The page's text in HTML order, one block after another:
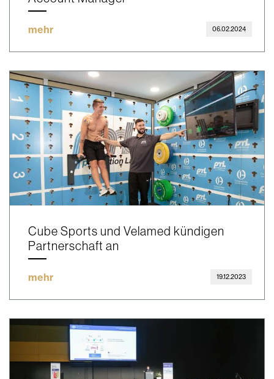
mehr 06.02.2024
Cube Sports und Velamed kündigen
Partnerschaft an
mehr 19.12.2023